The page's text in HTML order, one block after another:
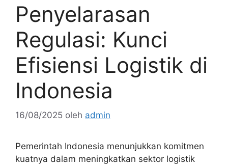
Penyelarasan
Regulasi: Kunci
Efisiensi Logistik di
Indonesia
16/08/2025 oleh admin
Pemerintah Indonesia menunjukkan komitmen
kuatnya dalam meningkatkan sektor logistik